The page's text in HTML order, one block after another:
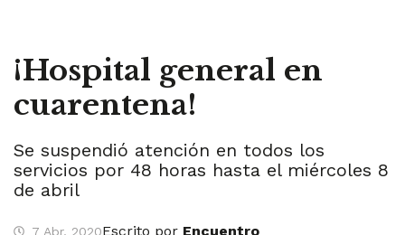
¡Hospital general en
cuarentena!
Se suspendió atención en todos los
servicios por 48 horas hasta el miércoles 8
de abril
7 Abr, 2020Escrito por Encuentro